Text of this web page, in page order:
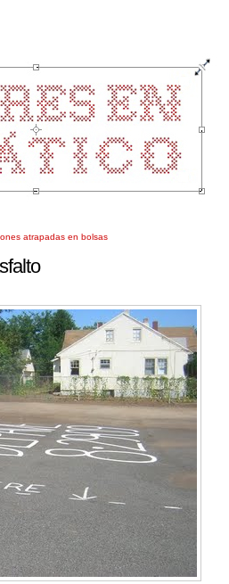
atrapadas en bolsas